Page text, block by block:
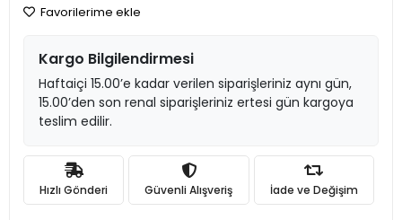
Favorilerime ekle
Kargo Bilgilendirmesi
Haftaiçi 15.00’e kadar verilen siparişleriniz aynı gün,
15.00’den son renal siparişleriniz ertesi gün kargoya
teslim edilir.
Hızlı Gönderi Güvenli Alışveriş İade ve Değişim